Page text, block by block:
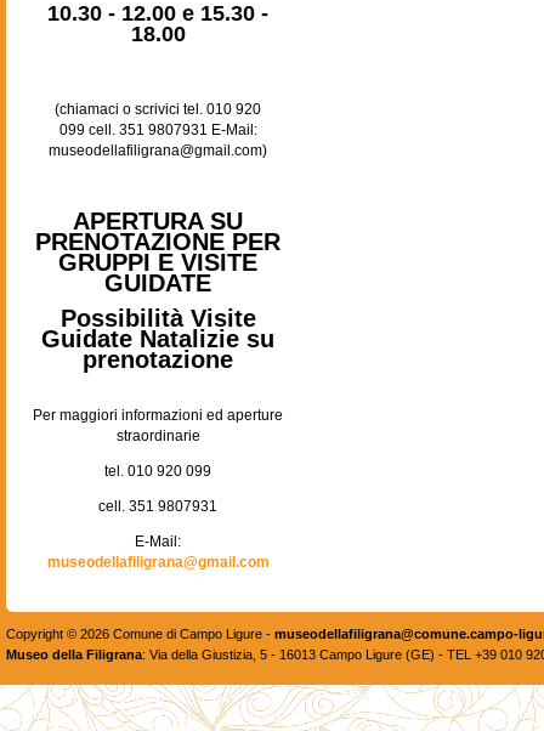
10.30 - 12.00 e 15.30 -
18.00
(chiamaci o scrivici tel. 010 920
099 cell. 351 9807931 E-Mail:
museodellafiligrana@gmail.com)
APERTURA SU
PRENOTAZIONE PER
GRUPPI E VISITE
GUIDATE
Possibilità Visite
Guidate Natalizie su
prenotazione
Per maggiori informazioni ed aperture
straordinarie
tel. 010 920 099
cell. 351 9807931
E-Mail:
museodellafiligrana@gmail.com
Copyright © 2026 Comune di Campo Ligure - museodellafiligrana@comune.campo-
Museo della Filigrana: Via della Giustizia, 5 - 16013 Campo Ligure (GE) - TEL +39 010